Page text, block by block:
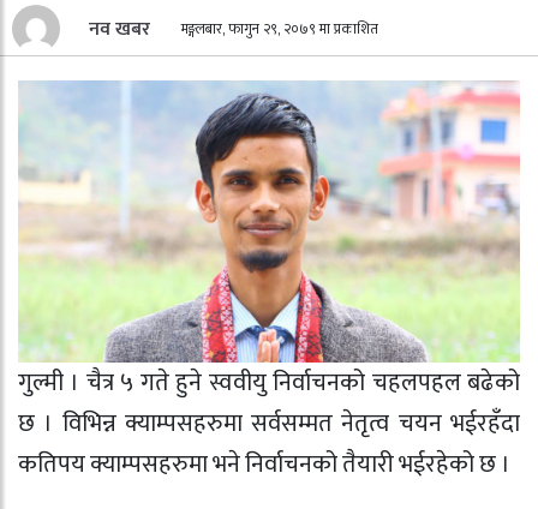
नव खबर मङ्गलबार, फागुन २९, २०७९ मा प्रकाशित
गुल्मी । चैत्र ५ गते हुने स्ववीयु निर्वाचनको चहलपहल बढेको
छ । विभिन्न क्याम्पसहरुमा सर्वसम्मत नेतृत्व चयन भईरहँदा
कतिपय क्याम्पसहरुमा भने निर्वाचनको तैयारी भईरहेको छ ।